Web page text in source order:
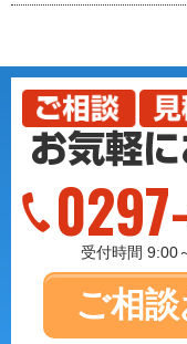
受付時間 9:00
ご相談